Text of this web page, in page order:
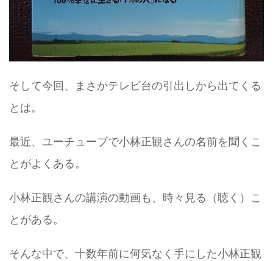
そして今回、まさかテレビ台の引出しから出てくる
とは。
最近、ユーチューブで小林正観さんの名前を聞くこ
とがよくある。
小林正観さんの講演の動画も、時々見る（聴く）こ
とがある。
そんな中で、十数年前に何気なく手にした小林正観